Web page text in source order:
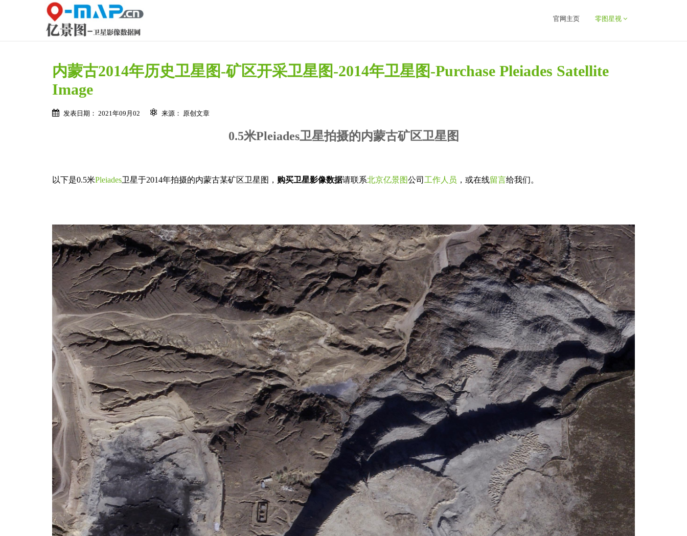
官网主页 零图星视
内蒙古2014年历史卫星图-矿区开采卫星图-2014年卫星图-Purchase Pleiades Satellite
Image
发表日期： 2021年09月02 来源： 原创文章
0.5米Pleiades卫星拍摄的内蒙古矿区卫星图
以下是0.5米Pleiades卫星于2014年拍摄的内蒙古某矿区卫星图， 购买卫星影像数据请联系北京亿景图公司 工作人员 ，或在线留言给我们。